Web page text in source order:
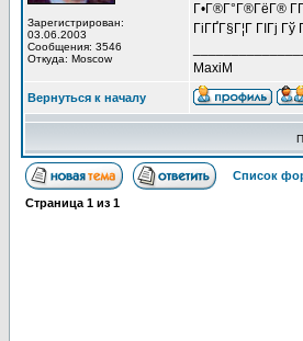
Зарегистрирован:
03.06.2003
Сообщения: 3546
Откуда: Moscow
Г•Г®Г°Г®ГёГ®
ГіГҐГ§Г¦Г ГІГј
MaxiM
Вернуться к началу
Список
Страница 1 из 1